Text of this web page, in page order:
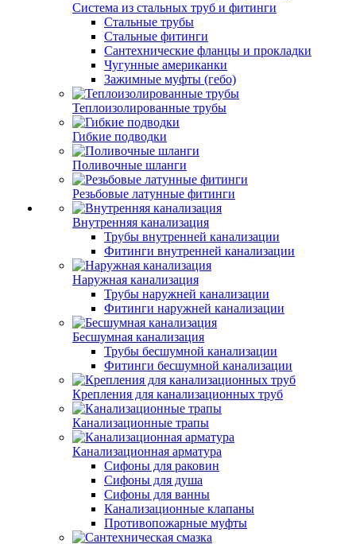
Система из стальных труб и фитинги
Стальные трубы
Стальные фитинги
Сантехнические фланцы и прокладки
Чугунные американки
Зажимные муфты (гебо)
Теплоизолированные трубы
Гибкие подводки
Поливочные шланги
Резьбовые латунные фитинги
Внутренняя канализация
Трубы внутренней канализации
Фитинги внутренней канализации
Наружная канализация
Трубы наружней канализации
Фитинги наружней канализации
Бесшумная канализация
Трубы бесшумной канализации
Фитинги бесшумной канализации
Крепления для канализационных труб
Канализационные трапы
Канализационная арматура
Сифоны для раковин
Сифоны для душа
Сифоны для ванны
Канализационные клапаны
Противопожарные муфты